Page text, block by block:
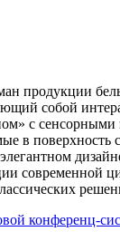
продукции
собой
с
в поверхность
современной
конференц-